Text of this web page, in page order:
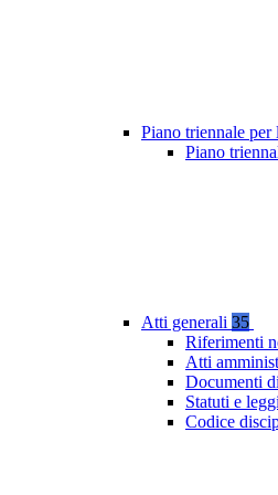
Piano triennale per
Piano
Atti generali 35
Riferimenti
Atti
Documenti
Statuti e
Codice